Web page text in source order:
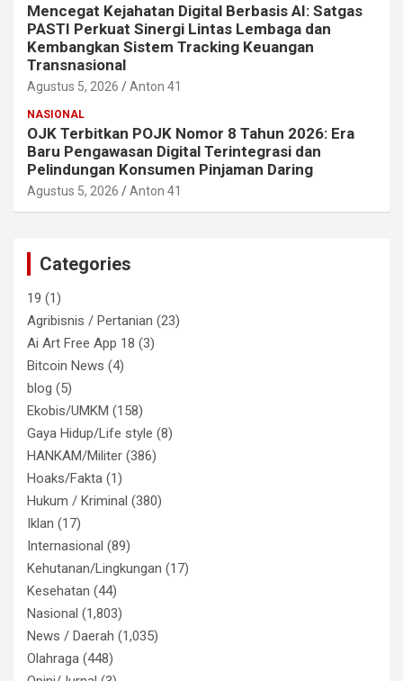
Mencegat Kejahatan Digital Berbasis AI: Satgas
PASTI Perkuat Sinergi Lintas Lembaga dan
Kembangkan Sistem Tracking Keuangan
Transnasional
Agustus 5, 2026 Anton 41
NASIONAL
OJK Terbitkan POJK Nomor 8 Tahun 2026: Era
Baru Pengawasan Digital Terintegrasi dan
Pelindungan Konsumen Pinjaman Daring
Agustus 5, 2026 Anton 41
Categories
19 (1)
Agribisnis / Pertanian (23)
Ai Art Free App 18 (3)
Bitcoin News (4)
blog (5)
Ekobis/UMKM (158)
Gaya Hidup/Life style (8)
HANKAM/Militer (386)
Hoaks/Fakta (1)
Hukum / Kriminal (380)
Iklan (17)
Internasional (89)
Kehutanan/Lingkungan (17)
Kesehatan (44)
Nasional (1,803)
News / Daerah (1,035)
Olahraga (448)